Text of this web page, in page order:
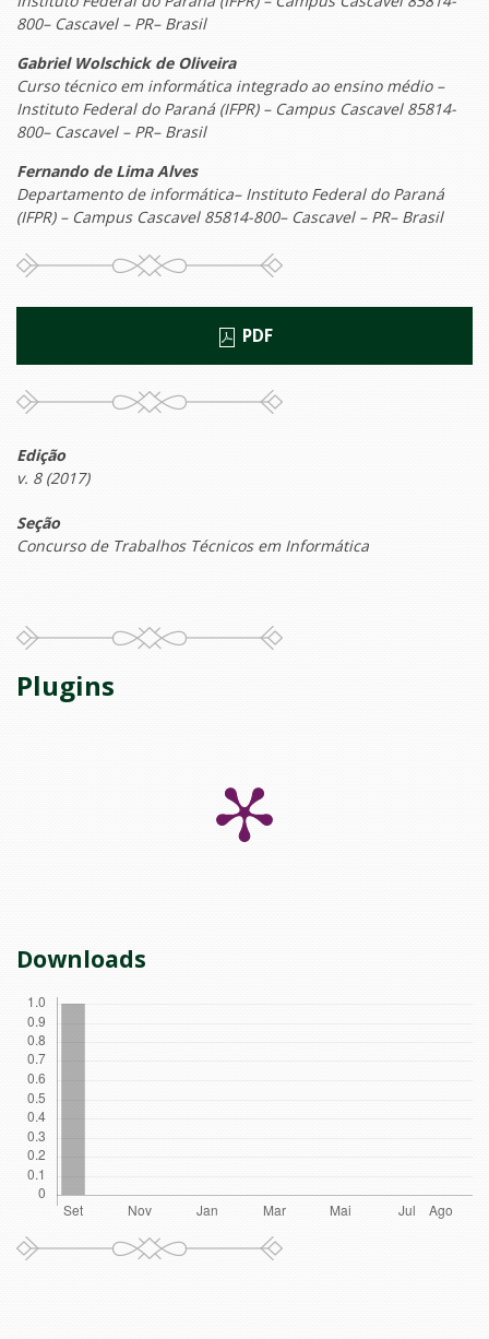
800– Cascavel – PR– Brasil
Gabriel Wolschick de Oliveira
Curso técnico em informática integrado ao ensino médio –
Instituto Federal do Paraná (IFPR) – Campus Cascavel 85814-
800– Cascavel – PR– Brasil
Fernando de Lima Alves
Departamento de informática– Instituto Federal do Paraná
(IFPR) – Campus Cascavel 85814-800– Cascavel – PR– Brasil
PDF
Edição
v. 8 (2017)
Seção
Concurso de Trabalhos Técnicos em Informática
Plugins
Downloads